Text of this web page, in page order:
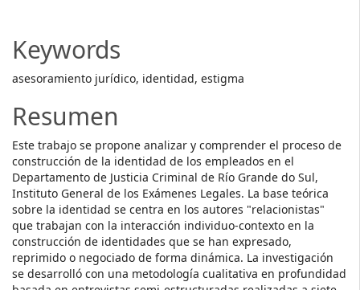
Keywords
asesoramiento jurídico, identidad, estigma
Resumen
Este trabajo se propone analizar y comprender el proceso de
construcción de la identidad de los empleados en el
Departamento de Justicia Criminal de Río Grande do Sul,
Instituto General de los Exámenes Legales. La base teórica
sobre la identidad se centra en los autores "relacionistas"
que trabajan con la interacción individuo-contexto en la
construcción de identidades que se han expresado,
reprimido o negociado de forma dinámica. La investigación
se desarrolló con una metodología cualitativa en profundidad